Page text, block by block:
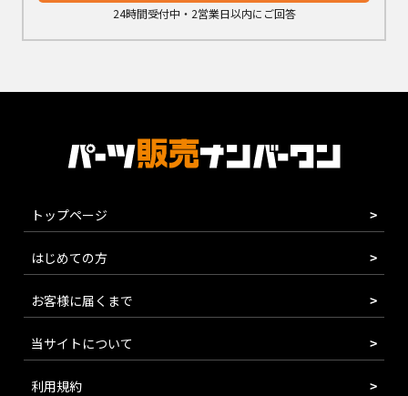
24時間受付中・2営業日以内にご回答
トップページ
はじめての方
お客様に届くまで
当サイトについて
利用規約